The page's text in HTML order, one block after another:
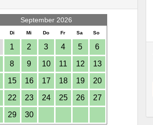
September 2026
Di Mi Do Fr Sa So
1 2 3 4 5 6
8 9 10 11 12 13
15 16 17 18 19 20
22 23 24 25 26 27
29 30